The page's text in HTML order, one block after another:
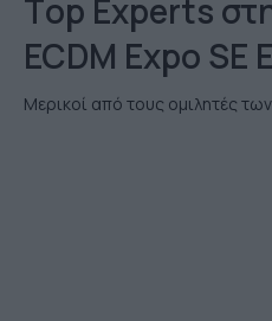
Τop Εxperts
ECDM Expo SE